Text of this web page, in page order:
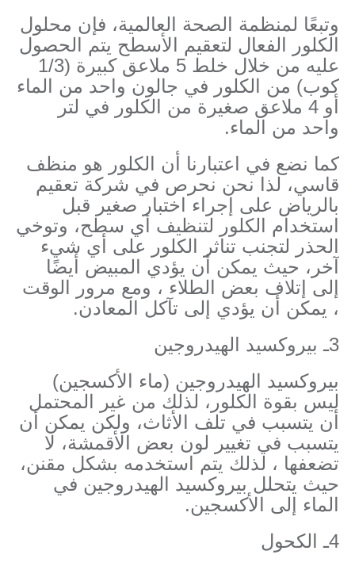
وتبعًا لمنظمة الصحة العالمية، فإن محلول
الكلور الفعال لتعقيم الأسطح يتم الحصول
عليه من خلال خلط 5 ملاعق كبيرة (1/3
كوب) من الكلور في جالون واحد من الماء
أو 4 ملاعق صغيرة من الكلور في لتر
واحد من الماء.
كما نضع في اعتبارنا أن الكلور هو منظف
قاسي، لذا نحن نحرص في شركة تعقيم
بالرياض على إجراء اختبار صغير قبل
استخدام الكلور لتنظيف أي سطح، وتوخي
الحذر لتجنب تناثر الكلور على أي شيء
آخر، حيث يمكن أن يؤدي المبيض أيضًا
إلى إتلاف بعض الطلاء ، ومع مرور الوقت
، يمكن أن يؤدي إلى تآكل المعادن.
3ـ بيروكسيد الهيدروجين
بيروكسيد الهيدروجين (ماء الأكسجين)
ليس بقوة الكلور، لذلك من غير المحتمل
أن يتسبب في تلف الأثاث، ولكن يمكن أن
يتسبب في تغيير لون بعض الأقمشة، لا
تضعفها ، لذلك يتم استخدمه بشكل مقنن،
حيث يتحلل بيروكسيد الهيدروجين في
الماء إلى الأكسجين.
4ـ الكحول